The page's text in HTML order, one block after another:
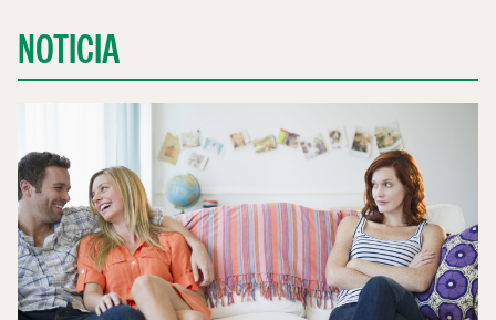
NOTICIA